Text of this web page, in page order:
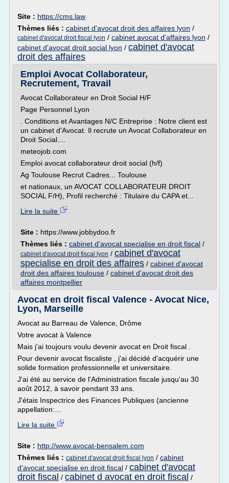
Site : https://cms.law
Thèmes liés : cabinet d'avocat droit des affaires lyon /
cabinet d'avocat droit fiscal lyon / cabinet avocat d'affaires lyon /
cabinet d'avocat droit social lyon / cabinet d'avocat
droit des affaires
Emploi Avocat Collaborateur,
Recrutement, Travail
Avocat Collaborateur en Droit Social H/F
Page Personnel Lyon
. Conditions et Avantages N/C Entreprise : Notre client est
un cabinet d'Avocat. Il recrute un Avocat Collaborateur en
Droit Social....
meteojob.com
Emploi avocat collaborateur droit social (h/f)
Ag Toulouse Recrut Cadres... Toulouse
et nationaux, un AVOCAT COLLABORATEUR DROIT
SOCIAL F/H), Profil recherché : Titulaire du CAPA et...
Lire la suite
Site : https://www.jobbydoo.fr
Thèmes liés : cabinet d'avocat specialise en droit fiscal /
cabinet d'avocat droit fiscal lyon / cabinet d'avocat
specialise en droit des affaires / cabinet d'avocat
droit des affaires toulouse / cabinet d'avocat droit des
affaires montpellier
Avocat en droit fiscal Valence - Avocat Nice,
Lyon, Marseille
Avocat au Barreau de Valence, Drôme
Votre avocat à Valence
Mais j'ai toujours voulu devenir avocat en Droit fiscal .
Pour devenir avocat fiscaliste , j'ai décidé d'acquérir une
solide formation professionnelle et universitaire.
J'ai été au service de l'Administration fiscale jusqu'au 30
août 2012, à savoir pendant 33 ans.
J'étais Inspectrice des Finances Publiques (ancienne
appellation:...
Lire la suite
Site : http://www.avocat-bensalem.com
Thèmes liés : cabinet d'avocat droit fiscal lyon / cabinet
d'avocat specialise en droit fiscal / cabinet d'avocat
droit fiscal / cabinet d avocat en droit fiscal /